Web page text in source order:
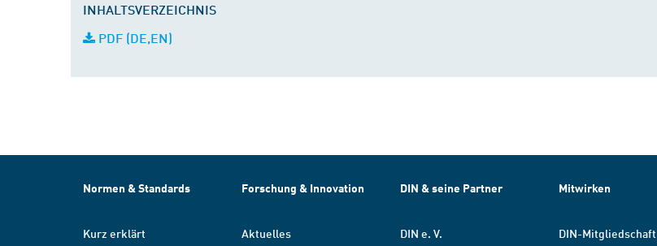
INHALTSVERZEICHNIS
PDF (DE,EN)
Normen & Standards
Kurz erklärt
Forschung & Innovation
Aktuelles
DIN & seine Partner
DIN e. V.
Mitwirken
DIN-Mitgliedschaft